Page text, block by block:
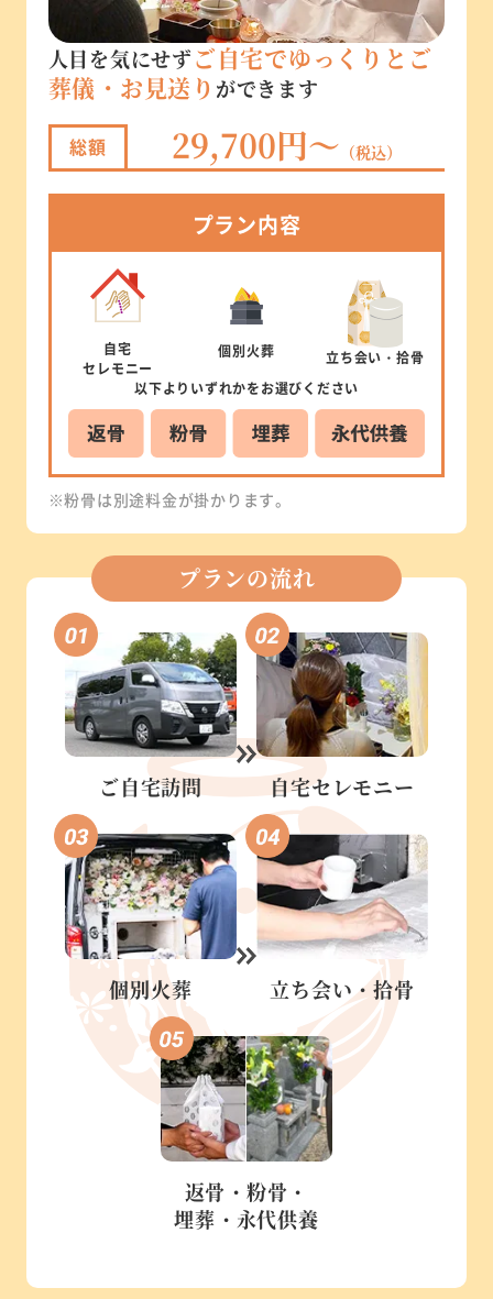
人目を気にせずご自宅でゆっくりとご
葬儀・お見送り ができます
総額 29,700円～ （税込）
プラン内容
自宅
セレモニー
個別火葬 立ち会い ・拾骨
以下より いずれかをお選びください
※粉骨は別途料金が掛かります。
プランの流れ
ご自宅訪問 自宅セレモニー
個別火葬 立ち会い・拾骨
返骨・粉骨・
埋葬・永代供養